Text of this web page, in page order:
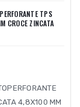
TPS
CROCE ZINCATA
4,8X100 MM